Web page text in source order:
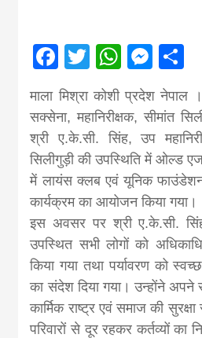
news,
Facebook
Twitter
माला मिश्रा कोशी प्रदेश नेपाल
सक्सेना, महानिरीक्षक, सीमांत
श्री ए.के.सी. सिंह, उप
सिलीगुड़ी की उपस्थिति में ओल्ड
में लायंस क्लब एवं यूनिक फाउंडेशन
कार्यक्रम का आयोजन किया गया।
इस अवसर पर श्री ए.के.सी. सिंह,
उपस्थित सभी लोगों को
किया गया तथा पर्यावरण को
का संदेश दिया गया। उन्होंने
कार्मिक राष्ट्र एवं समाज की
परिवारों से दूर रहकर कर्तव्यों का